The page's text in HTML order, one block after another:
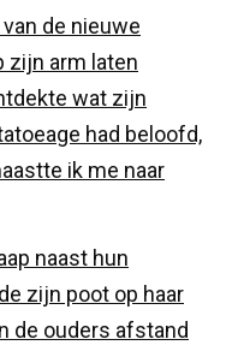
de nieuwe
zijn arm laten
wat zijn
had beloofd,
ik me naar
naast hun
zijn poot op haar
de ouders afstand